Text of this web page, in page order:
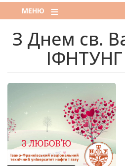
МЕНЮ
З Днем св.
ІФНТУНГ